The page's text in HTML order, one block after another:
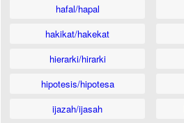
hafal/hapal
hakikat/hakekat
hierarki/hirarki
hipotesis/hipotesa
ijazah/ijasah